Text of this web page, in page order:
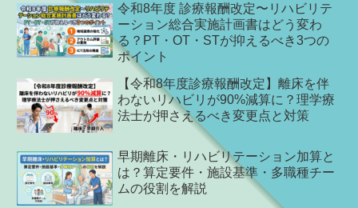
令和8年度 診療報酬改定〜リハビリテ
ーション総合実施計画書はどう変わ
る？PT・OT・STが抑えるべき3つの
ポイント
【令和8年度診療報酬改定】離床を伴
わないリハビリが90%減算に？理学療
法士が押さえるべき変更点と対策
早期離床・リハビリテーション加算と
は？算定要件・施設基準・多職種チー
ムの役割を解説